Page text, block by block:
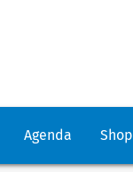
Agenda Shop